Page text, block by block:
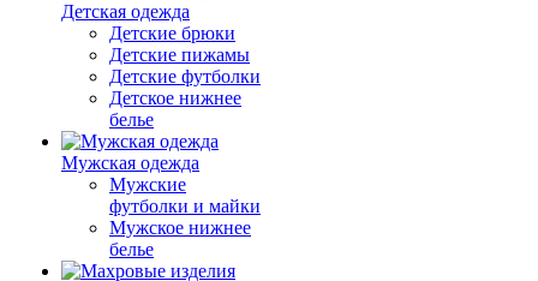
Детская одежда
Детские брюки
Детские пижамы
Детские футболки
Детское нижнее
белье
Мужская одежда
Мужские
футболки и майки
Мужское нижнее
белье